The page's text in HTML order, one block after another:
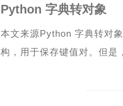
Python 字典转对象
本文来源Python 字典转对
构，用于保存键值对。但是